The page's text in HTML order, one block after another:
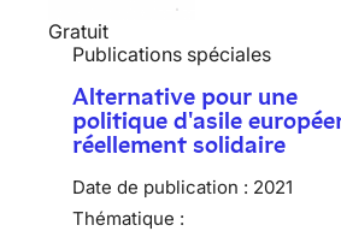
Gratuit
Publications spéciales
Alternative pour une
politique d'asile
réellement solidaire
Date de publication : 2021
Thématique :